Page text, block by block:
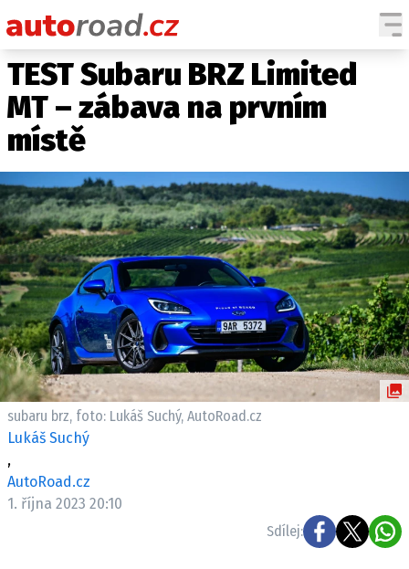
AUTA
TESTY AUT
SPY
HISTORIE
ZAJÍMAVOSTI
TECHNIKA
EKONOMIKA
ČESKÝ TRH
TUNING
PROFI
ELEKTRO
TEST Subaru BRZ Limited
MT – zábava na prvním
místě
subaru brz, foto: Lukáš Suchý, AutoRoad.cz
Lukáš Suchý
,
AutoRoad.cz
1. října 2023 20:10
Sdílej: